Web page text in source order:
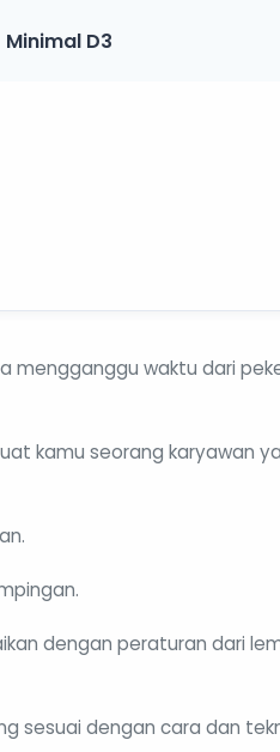
Minimal D3
mengganggu waktu dari
kamu seorang karyawan
dengan peraturan dari
sesuai dengan cara dan